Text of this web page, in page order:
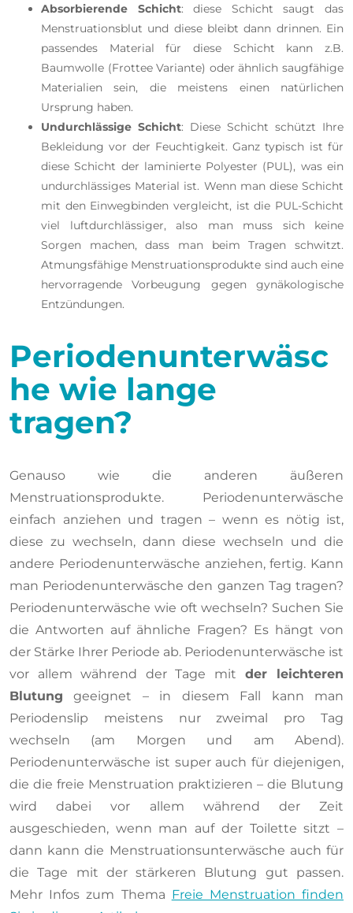
Absorbierende Schicht: diese Schicht saugt das
Menstruationsblut und diese bleibt dann drinnen. Ein
passendes Material für diese Schicht kann z.B.
Baumwolle (Frottee Variante) oder ähnlich saugfähige
Materialien sein, die meistens einen natürlichen
Ursprung haben.
Undurchlässige Schicht: Diese Schicht schützt Ihre
Bekleidung vor der Feuchtigkeit. Ganz typisch ist für
diese Schicht der laminierte Polyester (PUL), was ein
undurchlässiges Material ist. Wenn man diese Schicht
mit den Einwegbinden vergleicht, ist die PUL-Schicht
viel luftdurchlässiger, also man muss sich keine
Sorgen machen, dass man beim Tragen schwitzt.
Atmungsfähige Menstruationsprodukte sind auch eine
hervorragende Vorbeugung gegen gynäkologische
Entzündungen.
Periodenunterwäsc
he wie lange
tragen?
Genauso wie die anderen äußeren
Menstruationsprodukte. Periodenunterwäsche
einfach anziehen und tragen – wenn es nötig ist,
diese zu wechseln, dann diese wechseln und die
andere Periodenunterwäsche anziehen, fertig. Kann
man Periodenunterwäsche den ganzen Tag tragen?
Periodenunterwäsche wie oft wechseln? Suchen Sie
die Antworten auf ähnliche Fragen? Es hängt von
der Stärke Ihrer Periode ab. Periodenunterwäsche ist
vor allem während der Tage mit der leichteren
Blutung geeignet – in diesem Fall kann man
Periodenslip meistens nur zweimal pro Tag
wechseln (am Morgen und am Abend).
Periodenunterwäsche ist super auch für diejenigen,
die die freie Menstruation praktizieren – die Blutung
wird dabei vor allem während der Zeit
ausgeschieden, wenn man auf der Toilette sitzt –
dann kann die Menstruationsunterwäsche auch für
die Tage mit der stärkeren Blutung gut passen.
Mehr Infos zum Thema Freie Menstruation finden